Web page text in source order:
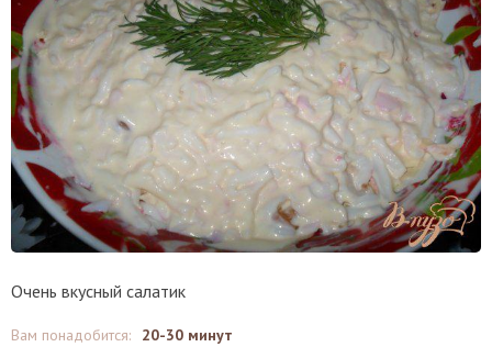
Очень вкусный салатик
Вам понадобится:
20-30 минут